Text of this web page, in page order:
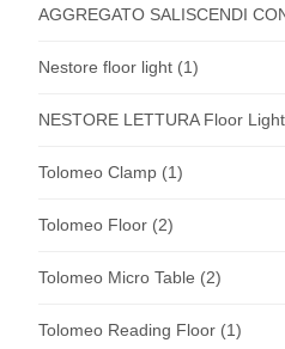
AGGREGATO SALISCENDI
Nestore floor light (1)
NESTORE LETTURA Floor Light
Tolomeo Clamp (1)
Tolomeo Floor (2)
Tolomeo Micro Table (2)
Tolomeo Reading Floor (1)